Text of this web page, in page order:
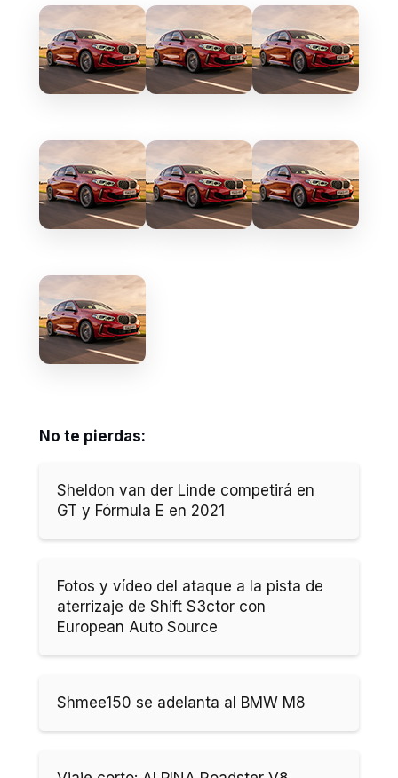
No te pierdas:
Sheldon van der Linde competirá en
GT y Fórmula E en 2021
Fotos y vídeo del ataque a la pista de
aterrizaje de Shift S3ctor con
European Auto Source
Shmee150 se adelanta al BMW M8